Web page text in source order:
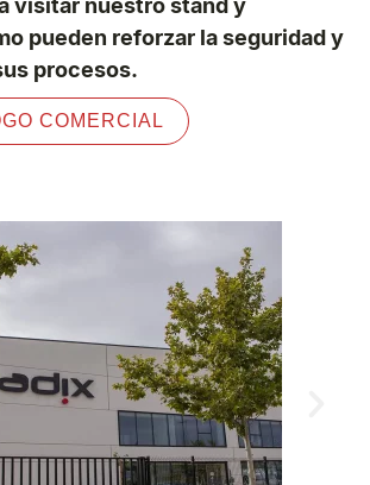
visitar nuestro stand y
pueden reforzar la seguridad y
procesos.
COMERCIAL